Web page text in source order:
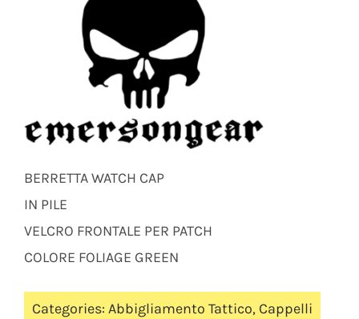
BERRETTA WATCH CAP
IN PILE
VELCRO FRONTALE PER PATCH
COLORE FOLIAGE GREEN
Categories: Abbigliamento Tattico, Cappelli